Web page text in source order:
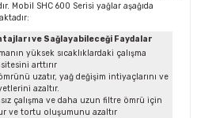
Mobil SHC 600 Serisi yağlar aşağıda
ve Sağlayabileceği Faydalar
yüksek sıcaklıklardaki çalışma
arttırır
uzatır, yağ değişim intiyaçlarını ve
azaltır.
çalışma ve daha uzun filtre ömrü için
ve tortu oluşumunu azaltır